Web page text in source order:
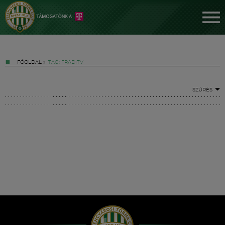
FŐOLDAL » TAG: FRADITV
SZŰRÉS
Hírek